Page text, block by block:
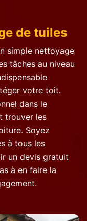
de tuiles
simple nettoyage
tâches au niveau
votre toit.
dans le
trouver les
Soyez
à tous les
un devis gratuit
à en faire la